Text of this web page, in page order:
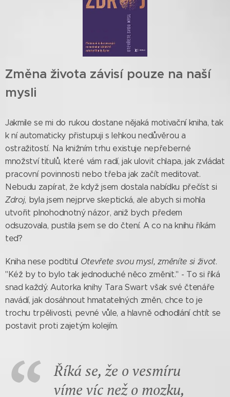
Změna života závisí pouze na naší
mysli
Jakmile se mi do rukou dostane nějaká motivační kniha, tak
k ní automaticky přistupuji s lehkou nedůvěrou a
ostražitostí. Na knižním trhu existuje nepřeberné
množství titulů, které vám radí, jak ulovit chlapa, jak zvládat
pracovní povinnosti nebo třeba jak začít meditovat.
Nebudu zapírat, že když jsem dostala nabídku přečíst si
Zdroj, byla jsem nejprve skeptická, ale abych si mohla
utvořit plnohodnotný názor, aniž bych předem
odsuzovala, pustila jsem se do čtení. A co na knihu říkám
teď?
Kniha nese podtitul Otevřete svou mysl, změníte si život.
"Kéž by to bylo tak jednoduché něco změnit." - To si říká
snad každý. Autorka knihy Tara Swart však své čtenáře
navádí, jak dosáhnout hmatatelných změn, chce to je
trochu trpělivosti, pevné vůle, a hlavně odhodlání chtít se
postavit proti zajetým kolejím.
Říká se, že o vesmíru
víme víc než o mozku,